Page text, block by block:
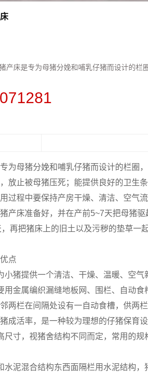
产床​是专为母猪分娩和哺乳仔猪而设计的
为母猪分娩和哺乳仔猪而设计的栏圈
放止被母猪压死；能提供良好的卫生
过程中要保持产房干燥、清洁、空气
产床准备好，并在产前5~7天把母猪
再把猪床上的旧土以及污秽的垫草一
点
小猪提供一个清洁、干燥、温暖、空气
用金属编织漏缝地板网、围栏、自动
两栏在间隔处设有一自动食槽，供两
成活率，是一种较为理想的仔猪保育
尺寸，视猪舍结构不同而定，常用的
水泥混合结构东西面隔栏用水泥结构